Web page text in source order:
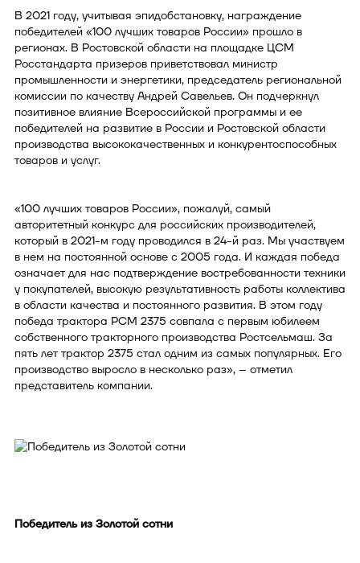
В 2021 году, учитывая эпидобстановку, награждение
победителей «100 лучших товаров России» прошло в
регионах. В Ростовской области на площадке ЦСМ
Росстандарта призеров приветствовал министр
промышленности и энергетики, председатель региональной
комиссии по качеству Андрей Савельев. Он подчеркнул
позитивное влияние Всероссийской программы и ее
победителей на развитие в России и Ростовской области
производства высококачественных и конкурентоспособных
товаров и услуг.
«100 лучших товаров России», пожалуй, самый
авторитетный конкурс для российских производителей,
который в 2021-м году проводился в 24-й раз. Мы участвуем
в нем на постоянной основе с 2005 года. И каждая победа
означает для нас подтверждение востребованности техники
у покупателей, высокую результативность работы коллектива
в области качества и постоянного развития. В этом году
победа трактора РСМ 2375 совпала с первым юбилеем
собственного тракторного производства Ростсельмаш. За
пять лет трактор 2375 стал одним из самых популярных. Его
производство выросло в несколько раз», – отметил
представитель компании.
Победитель из Золотой сотни